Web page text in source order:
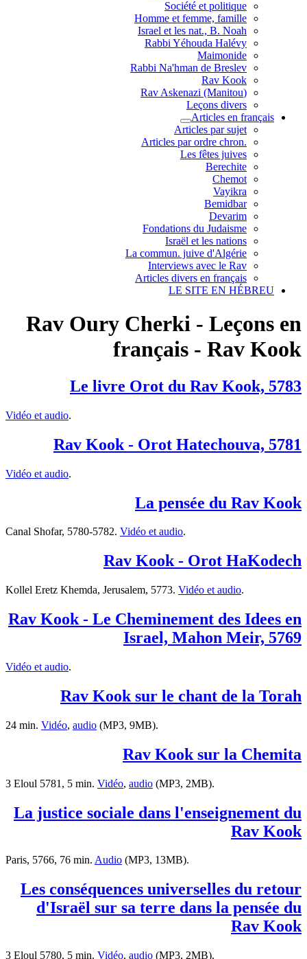
Société et politique
Homme et femme, famille
Israel et les nat., B. Noah
Rabbi Yéhouda Halévy
Maimonide
Rabbi Na'hman de Breslev
Rav Kook
(Rav Askenazi (Manitou
Leçons divers
Articles en français
Articles par sujet
.Articles par ordre chron
Les fêtes juives
Berechite
Chemot
Vayikra
Bemidbar
Devarim
Fondations du Judaisme
Israël et les nations
La commun. juive d'Algérie
Interviews avec le Rav
Articles divers en français
LE SITE EN HÉBREU
Rav Oury Cherki - Leçons en
français - Rav Kook
Le livre Orot du Rav Kook, 5783
Vidéo et audio.
Rav Kook - Orot Hatechouva, 5781
Vidéo et audio.
La pensée du Rav Kook
Canal Shofar, 5780-5782. Vidéo et audio.
Rav Kook - Orot HaKodech
Kollel Eretz Khemda, Jerusalem, 5773. Vidéo et audio.
Rav Kook - Le Cheminement des Idees en
Israel, Mahon Meir, 5769
Vidéo et audio.
Rav Kook sur le chant de la Torah
24 min. Vidéo, audio (MP3, 9MB).
Rav Kook sur la Chemita
3 Eloul 5781, 5 min. Vidéo, audio (MP3, 2MB).
La justice sociale dans l'enseignement du
Rav Kook
Paris, 5766, 76 min. Audio (MP3, 13MB).
Les conséquences universelles du retour
d'Israël sur sa terre dans la pensée du
Rav Kook
3 Eloul 5780, 5 min. Vidéo, audio (MP3, 2MB).